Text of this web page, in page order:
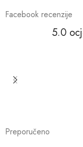
Facebook recenzije
5.0
Preporučeno